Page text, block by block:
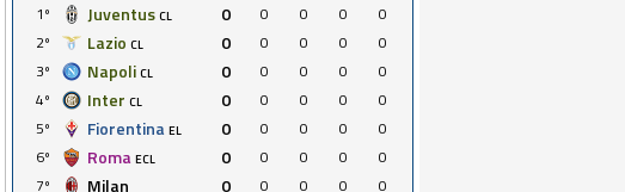
1º Juventus CL 0 0 0 0
0
2º
Lazio CL 0 0 0 0
0
3º
Napoli CL 0 0 0 0
0
4º
Inter CL 0 0 0 0
0
5º
Fiorentina EL 0 0 0 0
0
6º
Roma ECL 0 0 0 0
0
7º
Milan 0 0 0 0
0